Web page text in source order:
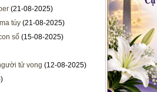
(21-08-2025)
túy (21-08-2025)
số (15-08-2025)
tử vong (12-08-2025)